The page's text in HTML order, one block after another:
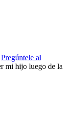
Pregúntele al
mi hijo luego de la